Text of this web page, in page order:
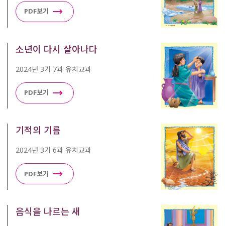
PDF보기
소년이 다시 살아나다
2024년 3기 7과 유치교과
PDF보기
기적의 기름
2024년 3기 6과 유치교과
PDF보기
음식을 나르는 새